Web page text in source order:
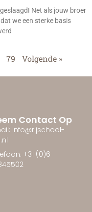
Net als jouw broer
we een sterke basis
79 Volgende »
Contact Op
info@rijschool-
+31 (0)6